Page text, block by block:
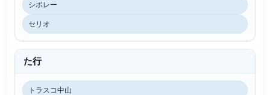
シボレー
セリオ
た行
トラスコ中山